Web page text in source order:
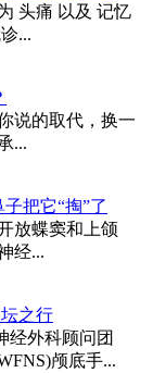
头痛 以及 记忆
...
说的取代，换一
...
把它“掏”了
放蝶窦和上颌
经...
之行
经外科顾问团
颅底手...